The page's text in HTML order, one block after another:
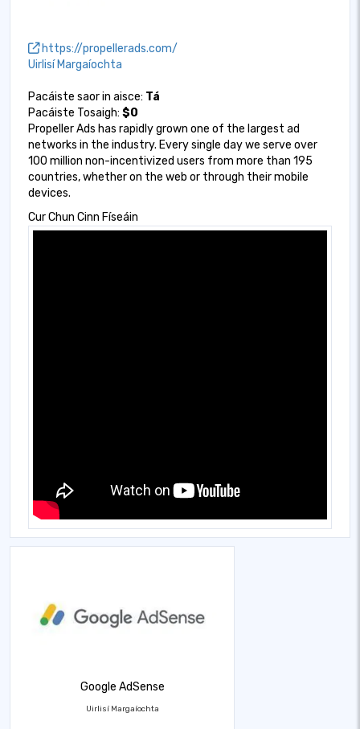
https://propellerads.com/
Uirlisí Margaíochta
Pacáiste saor in aisce: Tá
Pacáiste Tosaigh: $0
Propeller Ads has rapidly grown one of the largest ad
networks in the industry. Every single day we serve over
100 million non-incentivized users from more than 195
countries, whether on the web or through their mobile
devices.
Cur Chun Cinn Físeáin
Google AdSense
Uirlisí Margaíochta